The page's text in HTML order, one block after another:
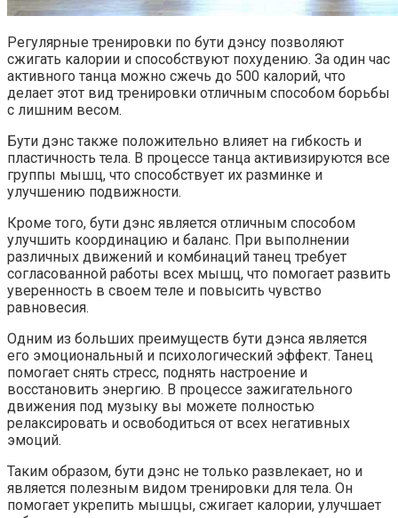
Регулярные тренировки по бути дэнсу позволяют
сжигать калории и способствуют похудению. За один час
активного танца можно сжечь до 500 калорий, что
делает этот вид тренировки отличным способом борьбы
с лишним весом.
Бути дэнс также положительно влияет на гибкость и
пластичность тела. В процессе танца активизируются все
группы мышц, что способствует их разминке и
улучшению подвижности.
Кроме того, бути дэнс является отличным способом
улучшить координацию и баланс. При выполнении
различных движений и комбинаций танец требует
согласованной работы всех мышц, что помогает развить
уверенность в своем теле и повысить чувство
равновесия.
Одним из больших преимуществ бути дэнса является
его эмоциональный и психологический эффект. Танец
помогает снять стресс, поднять настроение и
восстановить энергию. В процессе зажигательного
движения под музыку вы можете полностью
релаксировать и освободиться от всех негативных
эмоций.
Таким образом, бути дэнс не только развлекает, но и
является полезным видом тренировки для тела. Он
помогает укрепить мышцы, сжигает калории, улучшает